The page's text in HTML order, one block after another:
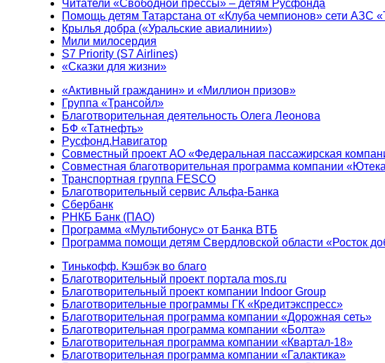
Читатели «Свободной прессы» – детям Русфонда
Помощь детям Татарстана от «Клуба чемпионов» сети АЗС
Крылья добра («Уральские авиалинии»)
Мили милосердия
S7 Priority (S7 Airlines)
«Сказки для жизни»
«Активный гражданин» и «Миллион призов»
Группа «Трансойл»
Благотворительная деятельность Олега Леонова
БФ «Татнефть»
Русфонд.Навигатор
Совместный проект АО «Федеральная пассажирская
Совместная благотворительная программа компании
Транспортная группа FESCO
Благотворительный сервис Альфа-Банка
Сбербанк
РНКБ Банк (ПАО)
Программа «Мультибонус» от Банка ВТБ
Программа помощи детям Свердловской области «Росток
Тинькофф. Кэшбэк во благо
Благотворительный проект портала mos.ru
Благотворительный проект компании Indoor Group
Благотворительные программы ГК «Кредитэкспресс»
Благотворительная программа компании «Дорожная сеть»
Благотворительная программа компании «Болта»
Благотворительная программа компании «Квартал-18»
Благотворительная программа компании «Галактика»